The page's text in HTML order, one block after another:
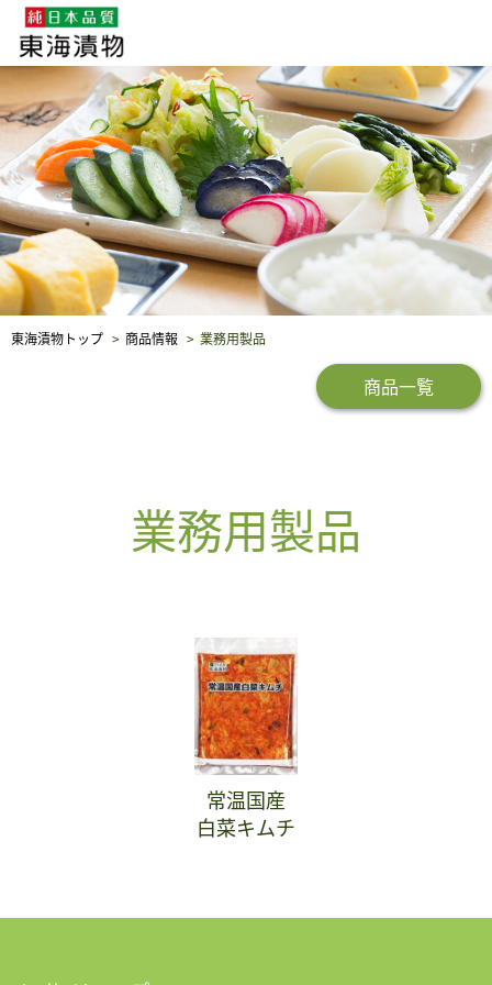
企業・採用情報 社会貢献 品質保証
東海漬物トップ 商品情報 業務用製品
商品一覧
業務用製品
常温国産
白菜キムチ